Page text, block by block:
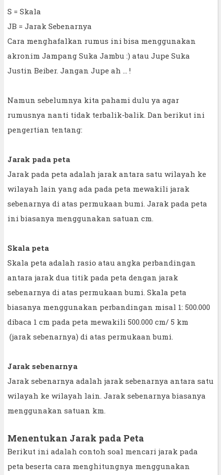
S = Skala
JB = Jarak Sebenarnya
Cara menghafalkan rumus ini bisa menggunakan
akronim Jampang Suka Jambu :) atau Jupe Suka
Justin Beiber. Jangan Jupe ah ... !
Namun sebelumnya kita pahami dulu ya agar
rumusnya nanti tidak terbalik-balik. Dan berikut ini
pengertian tentang:
Jarak pada peta
Jarak pada peta adalah jarak antara satu wilayah ke
wilayah lain yang ada pada peta mewakili jarak
sebenarnya di atas permukaan bumi. Jarak pada peta
ini biasanya menggunakan satuan cm.
Skala peta
Skala peta adalah rasio atau angka perbandingan
antara jarak dua titik pada peta dengan jarak
sebenarnya di atas permukaan bumi. Skala peta
biasanya menggunakan perbandingan misal 1: 500.000
dibaca 1 cm pada peta mewakili 500.000 cm/ 5 km
(jarak sebenarnya) di atas permukaan bumi.
Jarak sebenarnya
Jarak sebenarnya adalah jarak sebenarnya antara satu
wilayah ke wilayah lain. Jarak sebenarnya biasanya
menggunakan satuan km.
Menentukan Jarak pada Peta
Berikut ini adalah contoh soal mencari jarak pada
peta beserta cara menghitungnya menggunakan